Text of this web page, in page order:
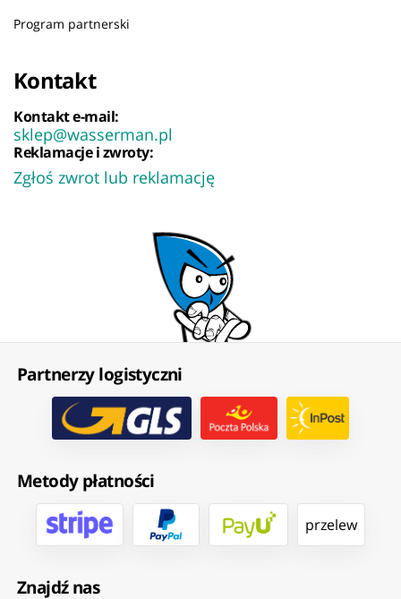
Program partnerski
Kontakt
Kontakt e-mail:
sklep@wasserman.pl
Reklamacje i zwroty:
Zgłoś zwrot lub reklamację
Partnerzy logistyczni
Metody płatności
przelew
Znajdź nas